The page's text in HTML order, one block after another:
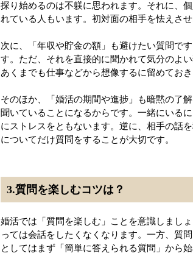
探り始めるのは不躾に思われます。それに、
れている人もいます。初対面の相手を怯えさ
次に、「年収や貯金の額」も避けたい質問で
す。ただ、それを直接的に聞かれて気分のよ
あくまでも仕事などから想像するに留めてお
そのほか、「婚活の期間や進捗」も暗黙の了
聞いていることになるからです。一緒にいる
にストレスをともないます。逆に、相手の話
についてだけ質問をすることが大切です。
3.質問を楽しむコツは？
婚活では「質問を楽しむ」ことを意識しまし
っては会話をしたくなくなります。一方、質
としてはまず「簡単に答えられる質問」から